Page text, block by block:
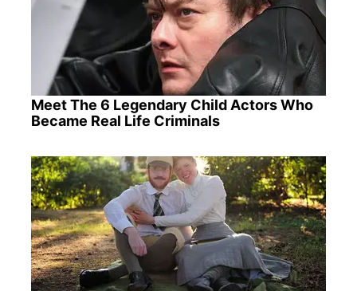
Meet The 6 Legendary Child Actors Who
Became Real Life Criminals